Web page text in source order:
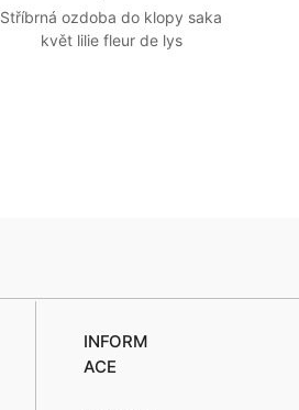
Stříbrná ozdoba do klopy saka
květ lilie fleur de lys
INFORM
ACE